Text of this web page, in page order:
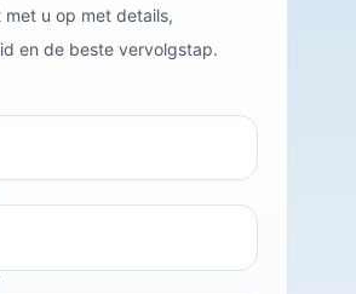
met u op met details,
en de beste vervolgstap.